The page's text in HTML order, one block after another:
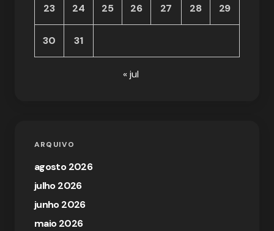
23 24 25 26 27 28 29
30 31
« jul
ARQUIVO
agosto 2026
julho 2026
junho 2026
maio 2026